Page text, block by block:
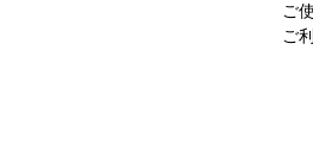
ご
ご